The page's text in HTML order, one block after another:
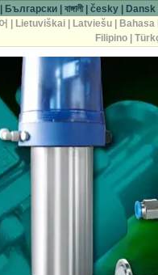
Български |বাঙ্গালী|česky Dansk
Lietuviškai| Latviešu|
Bahasa
Filipino|